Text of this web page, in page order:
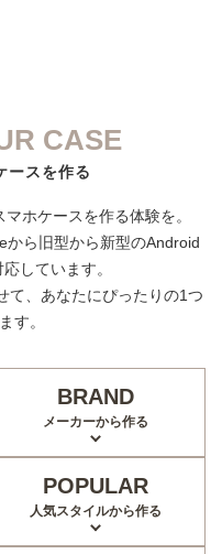
CASE
ースを作る
ホケースを作る体験を。
から旧型から新型のAndroid
しています。
て、あなたにぴったりの1つ
す。
BRAND
メーカーから作る
POPULAR
人気スタイルから作る